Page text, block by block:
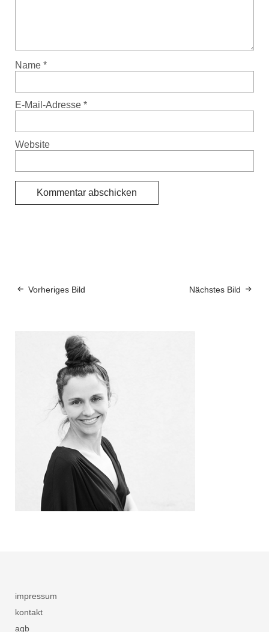
Name *
E-Mail-Adresse *
Website
Nächstes Bild
Vorheriges Bild
impressum
kontakt
agb